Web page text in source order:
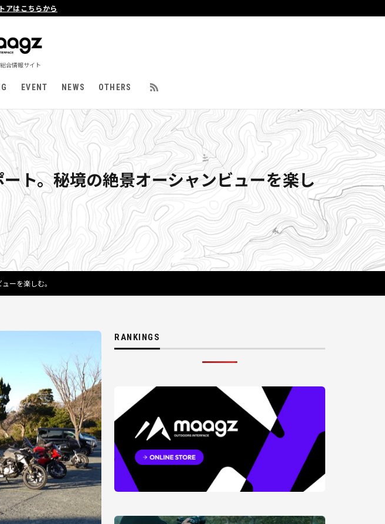
アはこちらから
合情報サイト
EVENT NEWS OTHERS
ト。秘境の絶景オーシャンビューを楽し
ーを楽しむ。
RANKINGS